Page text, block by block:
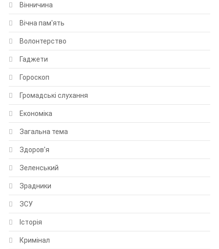
Вінничина
Вічна пам'ять
Волонтерство
Гаджети
Гороскоп
Громадські слухання
Економіка
Загальна тема
Здоров'я
Зеленський
Зрадники
ЗСУ
Історія
Кримінал